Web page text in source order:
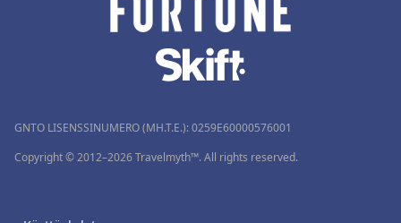
GNTO LISENSSINUMERO (MH.T.E.): 0259Ε60000576001
Copyright © 2012–2026 Travelmyth™. All rights reserved.